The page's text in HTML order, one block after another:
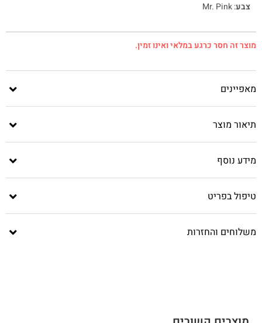
צבע:
Mr. Pink
מוצר זה חסר כרגע במלאי ואינו זמין.
מאפיינים
תיאור מוצר
מידע נוסף
טיפול בפריט
משלוחים והחזרות